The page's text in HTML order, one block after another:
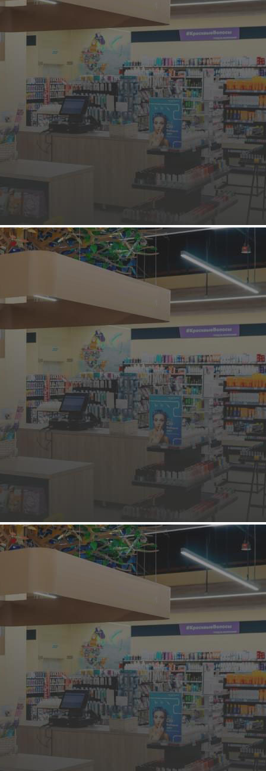
НОВАЯ ФРАНШИЗА
Одежда
House
«House» предлагает одежду для молодых людей возрасте от
15 до 25 лет. «House» создает атмосферу экспериментов,
смелых решений, авангардной моды. Коллекции «House»
состоят из ярких, модных, провокационных моделей. «Мода
улиц» в сочетании с последними тенденциями подиумов
вдохновляют дизайнеров на воплощение смелых коллекций.
Особенностью моделей «...
Навигация
Информация о франшизе
О компании
Основная информация
Подробные условия
Оставьте заявку
Новости торговой сети
Паушальный взнос
Население
Роялти
О франшизе компании
House"
«House» предлагает одежду для молодых людей возрасте от
15 до 25 лет. «House» создает атмосферу экспериментов,
смелых решений, авангардной моды.